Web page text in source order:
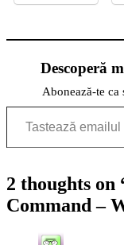
Descoperă
Abonează-te
Tastează emailul tău...
2 thoughts on
Command –